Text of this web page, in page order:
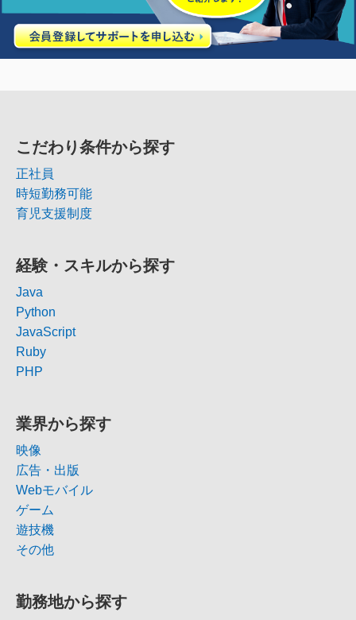
こだわり条件から探す
正社員
時短勤務可能
育児支援制度
経験・スキルから探す
Java
Python
JavaScript
Ruby
PHP
業界から探す
映像
広告・出版
Webモバイル
ゲーム
遊技機
その他
勤務地から探す